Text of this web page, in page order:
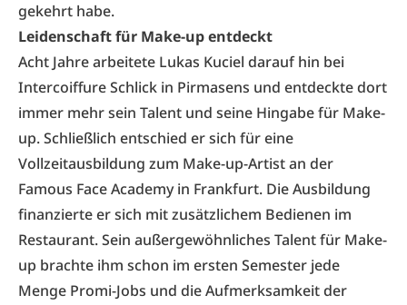
gekehrt habe.
Leidenschaft für Make-up entdeckt
Acht Jahre arbeitete Lukas Kuciel darauf hin bei
Intercoiffure Schlick in Pirmasens und entdeckte dort
immer mehr sein Talent und seine Hingabe für Make-
up. Schließlich entschied er sich für eine
Vollzeitausbildung zum Make-up-Artist an der
Famous Face Academy in Frankfurt. Die Ausbildung
finanzierte er sich mit zusätzlichem Bedienen im
Restaurant. Sein außergewöhnliches Talent für Make-
up brachte ihm schon im ersten Semester jede
Menge Promi-Jobs und die Aufmerksamkeit der